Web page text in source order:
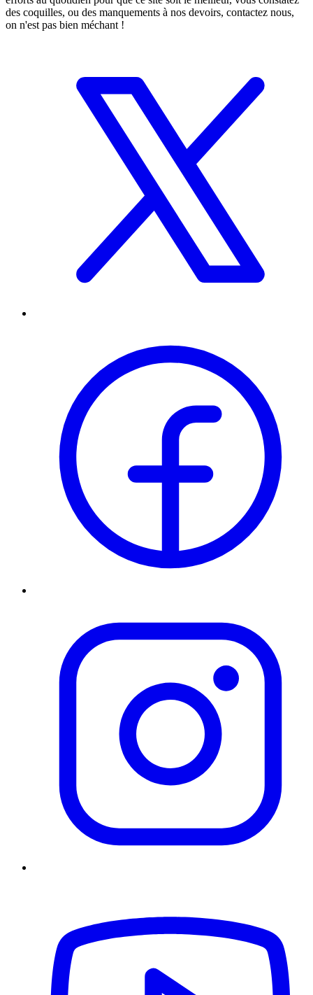
des coquilles, ou des manquements à nos devoirs, contactez nous,
on n'est pas bien méchant !